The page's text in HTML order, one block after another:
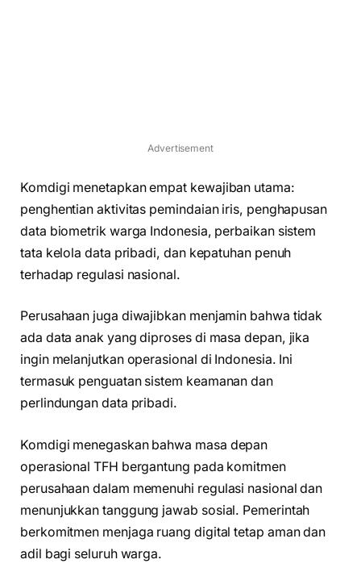
Advertisement
Komdigi menetapkan empat kewajiban utama:
penghentian aktivitas pemindaian iris, penghapusan
data biometrik warga Indonesia, perbaikan sistem
tata kelola data pribadi, dan kepatuhan penuh
terhadap regulasi nasional.
Perusahaan juga diwajibkan menjamin bahwa tidak
ada data anak yang diproses di masa depan, jika
ingin melanjutkan operasional di Indonesia. Ini
termasuk penguatan sistem keamanan dan
perlindungan data pribadi.
Komdigi menegaskan bahwa masa depan
operasional TFH bergantung pada komitmen
perusahaan dalam memenuhi regulasi nasional dan
menunjukkan tanggung jawab sosial. Pemerintah
berkomitmen menjaga ruang digital tetap aman dan
adil bagi seluruh warga.